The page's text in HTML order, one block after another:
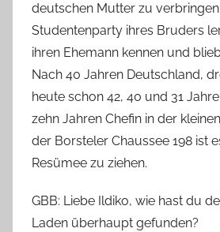
deutschen Mutter zu
Studentenparty ihres Bruders
ihren Ehemann kennen und
Nach 40 Jahren Deutschland,
heute schon 42, 40 und 31
zehn Jahren Chefin in der
der Borsteler Chaussee 198 ist
Resümee zu ziehen.
GBB: Liebe Ildiko, wie hast du
Laden überhaupt gefunden?